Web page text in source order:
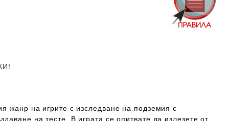
жанр на игрите с изследване на подземия с
на тесте. В играта се опитвате да излезете от